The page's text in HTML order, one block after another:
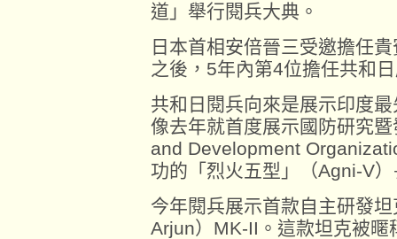
道」舉行閱兵大典。
日本首相安倍晉三受邀擔任
之後，5年內第4位擔任共和
共和日閱兵向來是展示印度
像去年就首度展示國防研究
and Development
功的「烈火五型」（Agni-V
今年閱兵展示首款自主研發
Arjun）MK-II。這款坦克被